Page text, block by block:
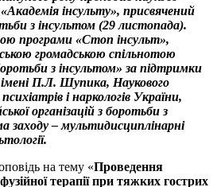
інсульту», присвячений
з інсультом (29 листопада).
програми «Стоп інсульт»,
громадською спільнотою
з інсультом» за підтримки
П.Л. Шупика, Наукового
і наркологів України,
організацій з боротьби з
заходу – мультидисциплінарні
на тему «Проведення
терапії при тяжких гострих